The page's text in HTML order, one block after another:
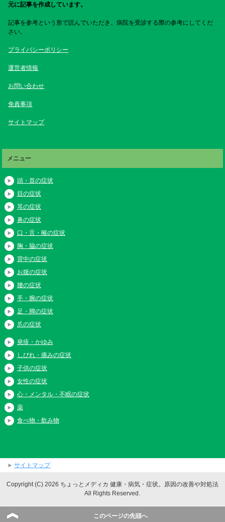
元に記事を作成しています。
記事を参考という形で読んでいただき、病院を受診する際の参考にしてくだ
さい。
プライバシーポリシー
運営者情報
お問い合わせ
免責事項
サイトマップ
メニュー
頭・首の症状
目の症状
耳の症状
鼻の症状
口・舌・喉の症状
胸・脇の症状
背中の症状
お腹の症状
腰の症状
手・腕の症状
足・脚の症状
爪の症状
発疹・かゆみ
しびれ・痛みの症状
子供の症状
女性の症状
心・メンタル・不眠の症状
薬
食べ物・飲み物
サイトマップ
Copyright (C) 2026 ちょっとメディカ 健康・病気・症状。原因の改善や対処法
All Rights Reserved.
このページの先頭へ